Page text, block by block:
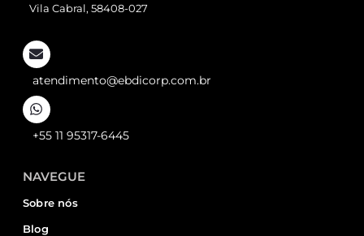
Vila Cabral, 58408-027
atendimento@ebdicorp.com.br
+55 11 95317-6445
NAVEGUE
Sobre nós
Blog